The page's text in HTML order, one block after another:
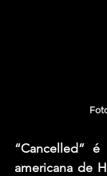
“Cancelled”